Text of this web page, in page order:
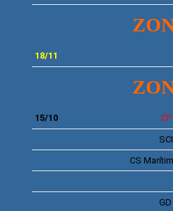
18/11
15/10 CF
CS
GD